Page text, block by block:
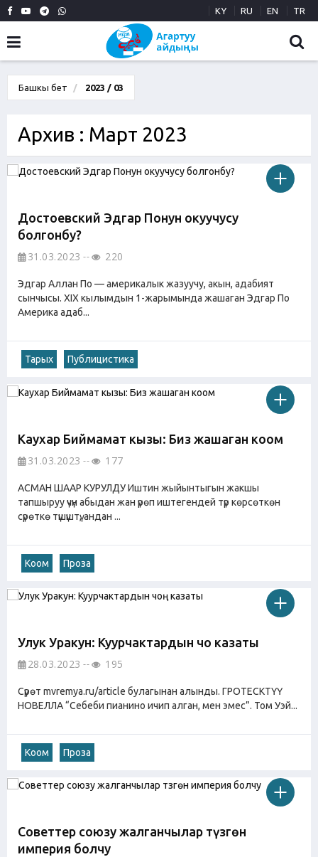
KY RU EN TR
Башкы бет 2023 / 03
Архив : Март 2023
Достоевский Эдгар Понун окуучусу
болгонбу?
31.03.2023 220
Эдгар Аллан По — америкалык жазуучу, акын, адабият
сынчысы. XIX кылымдын 1-жарымында жашаган Эдгар По
Америка адаб...
Тарых Публицистика
Каухар Биймамат кызы: Биз жашаган коом
31.03.2023 177
АСМАН ШААР КУРУЛДУ Иштин жыйынтыгын жакшы
тапшыруу үчүн абыдан жан үрөп иштегендей түр көрсөткөн
сүрөткө түшүштү, андан ...
Коом Проза
Улук Уракун: Куурчактардын чоң казаты
28.03.2023 195
Cүрөт mvremya.ru/article булагынан алынды. ГРОТЕСКТҮҮ
НОВЕЛЛА “Себеби пианино ичип алган, мен эмес”. Том Уэй...
Коом Проза
Советтер союзу жалганчылар түзгөн
империя болчу